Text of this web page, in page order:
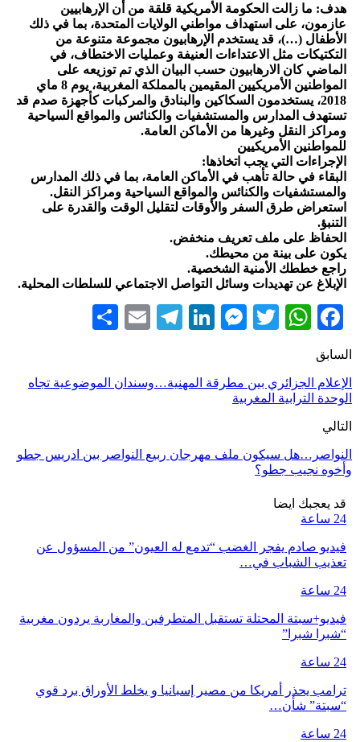
هدف: ما زالت الحكومة الأمريكية قلقة من أن الإرهابيين
عازمون، على استهداف مواطني الولايات المتحدة، بما في ذلك
الأطفال (…)، قد يستخدم الإرهابيون مجموعة متنوعة من
التكتيكات مثل الاعتداءات العنيفة وعمليات الاختطاف، في
الماضي كان الارهابيون حسب البيان الذي تم توزيعه على
المواطنين الأمريكيين المقيمين بالمملكة المغربية، يوم 8 ماي
2018، يستخدمون السكاكين والبنادق والمركبات كأجهزة صدم قد
تستهدف المدارس والمستشفيات والكنائس والمواقع السياحية
ومراكز النقل وغيرها من الأماكن العامة.
للمواطنين الأمريكيين
الإجراءات التي يجب اتخاذها:
البقاء في حالة تأهب في الأماكن العامة، بما في ذلك المدارس
والمستشفيات والكنائس والمواقع السياحية ومراكز النقل.
استعراض طرق السفر والأوقات لتقليل الوقت والقدرة على
التنبؤ.
الحفاظ على ملف تعريف منخفض.
يكون على بينة من محيطك.
راجع خططك الأمنية الشخصية.
الإبلاغ عن تهديدات وسائل التواصل الاجتماعي للسلطات المحلية.
Facebook
WhatsApp
Twitter
Messenger
LinkedIn
Telegram
Email
السابق
الإعلام الجزائري بين مطرقة المهنية…وسندان الموضوعية تجاه
الوحدة الترابية المغربية
التالي
النواصر…هل سيكون ملف مهرجان ربيع النواصر بين ادريس جطو
وأخوه نجيب جطو؟
قد يعجبك ايضا
24 ساعة
فيديو صادم يفجر الغضب “تدمع له العيون” من المسؤول عن
تعذيب الشباب في…
24 ساعة
فيديو+سبتة المحتلة تستقبل المتطرفين والمغاربة يردون مغربية
“شبرا شبرا”
24 ساعة
ترامب يحذر أمريكا من مصير إسبانيا و يخلط الأوراق برد قوي
“سبتة” شأن…
24 ساعة